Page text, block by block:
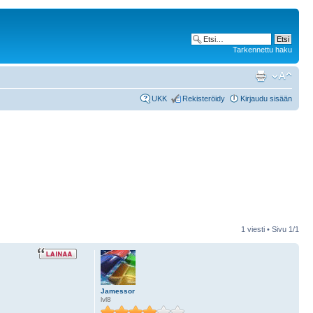
Tarkennettu haku
UKK Rekisteröidy Kirjaudu sisään
1 viesti • Sivu 1/1
Jamessor
lvl8